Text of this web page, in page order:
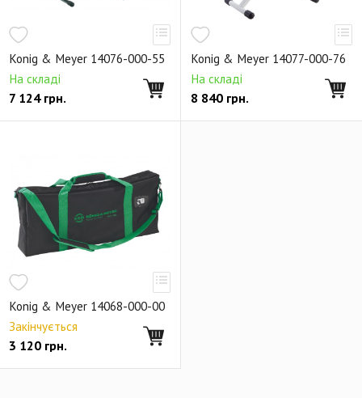
Стойки для усилителей, микшеров и акустики
Держатели для наушников
19-дюймовое оборудование
Рэковые сетевые распределители
Стойки для акустики
Настенные и потолочные кронштейны
Аксессуары для акустических стоек
Аксессуары для световых приборов
Держатели для телефонов и планшетов
Торговое оборудование
Снято с производства
Konig & Meyer 14076-000-55
На складі
7 124грн.
Konig & Meyer 14077-000-76
На складі
8 840 грн.
Konig & Meyer 14068-000-00
Закінчується
3 120 грн.